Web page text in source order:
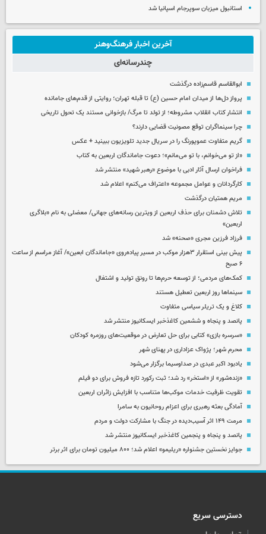
استانبول میزبان سوپرجام اسپانیا شد
آخرین اخبار فرهنگ‌وهنر
چندرسانه‌ای
ابوالقاسم قاسم‌زاده درگذشت
پرواز دل‌ها از میدان امام حسین (ع) تا قبله تهران؛ روایتی از قدم‌های جامانده
انتشار کتاب انقلاب مشروطه؛ از تولد تا مرگ/ بازخوانی مستند یک تحول تاریخی
چرا سینماگران توقع مصونیت قضایی دارند؟
گریم متفاوت عموپورنگ را در سریال جدید تلویزیون ببینید + عکس
«از تو می‌خوانم، با تو می‌مانم»؛ دعوت جاماندگان اربعین به کتاب
فراخوان ارسال آثار ادبی با موضوع «رهبر شهید» منتشر شد
کارگردانان و عوامل مجموعه «اعتراف می‌کنم» اعلام شد
مریم همتیان درگذشت
تلاش دشمنان برای حذف اربعین از ویترین رسانه‌های جهانی/ معضلی به نام «بلاگری
اربعین»
فرزاد فرزین مجری «صحنه» شد
پیش بینی استقرار ۳هزار موکب در مسیر پیاده‌روی «جاماندگان ابعین»/ آغاز مراسم از ساعت
۶ صبح
کمک‌های مردمی؛ از توسعه حرم‌ها تا رونق تولید و اشتغال
سینماها روز اربعین تعطیل هستند
کلاغ و یک تریلر سیاسی متفاوت
پانصد و پنجاه و ششمین کاغذخبر ایسکانیوز منتشر شد
«سرسره بازی» کتابی برای حل تعارض در موقعیت‌های روزمره کودکان
محرم شهر؛ پژواک عزاداری در پهنای شهر
یادبود اکبر عبدی در صداوسیما برگزار می‌شود
«زنده‌شور» از «استخر» رد شد؛ ثبت رکورد تازه فروش برای دو فیلم
تقویت ظرفیت خدمات موکب‌ها متناسب با افزایش زائران اربعین
آمادگی بعثه رهبری برای اعزام روحانیون به سامرا
مرمت ۱۴۹ اثر آسیب‌دیده در جنگ با مشارکت دولت و مردم
پانصد و پنجاه و پنجمین کاغذخبر ایسکانیوز منتشر شد
جوایز نخستین جشنواره «ریلیمو» اعلام شد؛ ۸۰۰ میلیون تومان برای اثر برتر
دسترسی سریع